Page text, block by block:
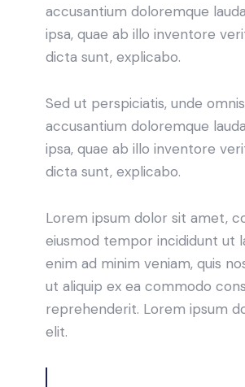
accusantium doloremque
ipsa, quae ab illo inventore
dicta sunt, explicabo.
Sed ut perspiciatis, unde
accusantium doloremque
ipsa, quae ab illo inventore
dicta sunt, explicabo.
Lorem ipsum dolor sit amet,
eiusmod tempor incididunt ut
enim ad minim veniam, quis
ut aliquip ex ea commodo
reprehenderit. Lorem ipsum
elit.